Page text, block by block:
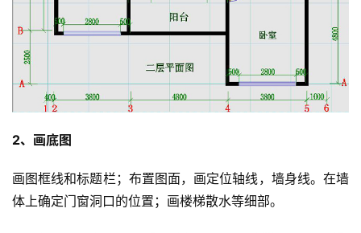
2、画底图
画图框线和标题栏；布置图面，画定位轴线，墙身线。在墙
体上确定门窗洞口的位置；画楼梯散水等细部。